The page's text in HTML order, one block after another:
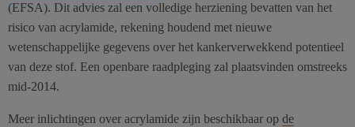
(EFSA). Dit advies zal een volledige herziening bevatten van het
risico van acrylamide, rekening houdend met nieuwe
wetenschappelijke gegevens over het kankerverwekkend potentieel
van deze stof. Een openbare raadpleging zal plaatsvinden omstreeks
mid-2014.
Meer inlichtingen over acrylamide zijn beschikbaar op de